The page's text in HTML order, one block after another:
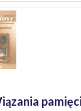
pamięci